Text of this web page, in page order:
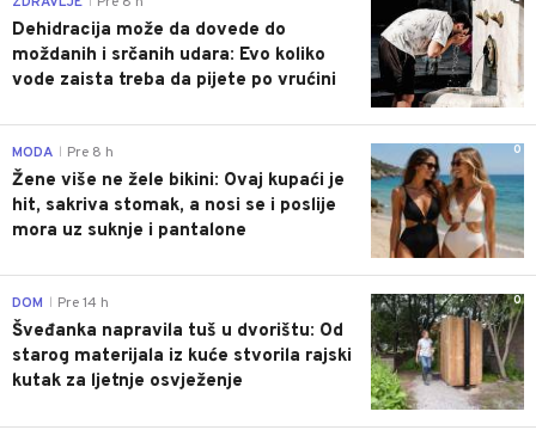
Dehidracija može da dovede do
moždanih i srčanih udara: Evo koliko
vode zaista treba da pijete po vrućini
0
MODA Pre 8 h
Žene više ne žele bikini: Ovaj kupaći je
hit, sakriva stomak, a nosi se i poslije
mora uz suknje i pantalone
0
DOM Pre 14 h
Šveđanka napravila tuš u dvorištu: Od
starog materijala iz kuće stvorila rajski
kutak za ljetnje osvježenje